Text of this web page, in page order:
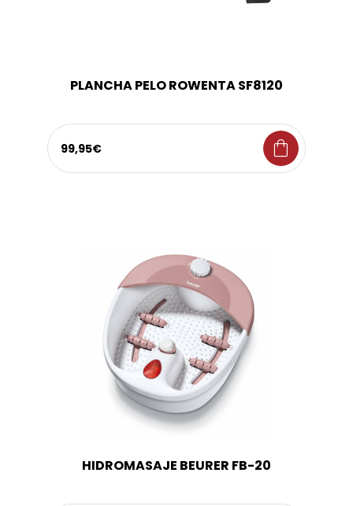
PLANCHA PELO ROWENTA SF8120
99,95€ shopping_bag
HIDROMASAJE BEURER FB-20